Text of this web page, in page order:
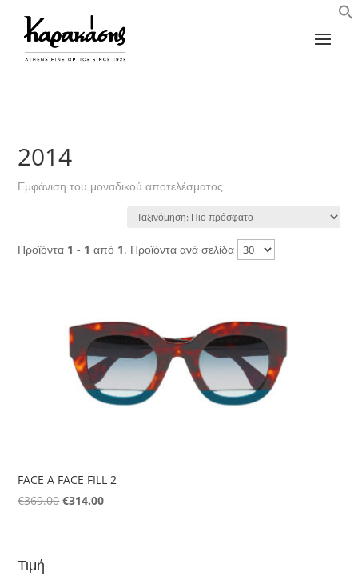
2014
Εμφάνιση του μοναδικού αποτελέσματος
Προϊόντα 1 - 1 από 1. Προϊόντα ανά σελίδα
FACE A FACE FILL 2
€369.00Original
€314.00Η
Τιμή